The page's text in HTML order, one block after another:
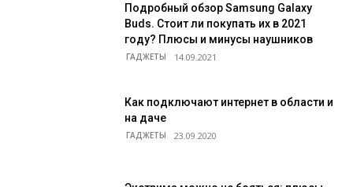
Подробный обзор Samsung Galaxy
Buds. Стоит ли покупать их в 2021
году? Плюсы и минусы наушников
ГАДЖЕТЫ
Как подключают интернет в области и
на даче
ГАДЖЕТЫ